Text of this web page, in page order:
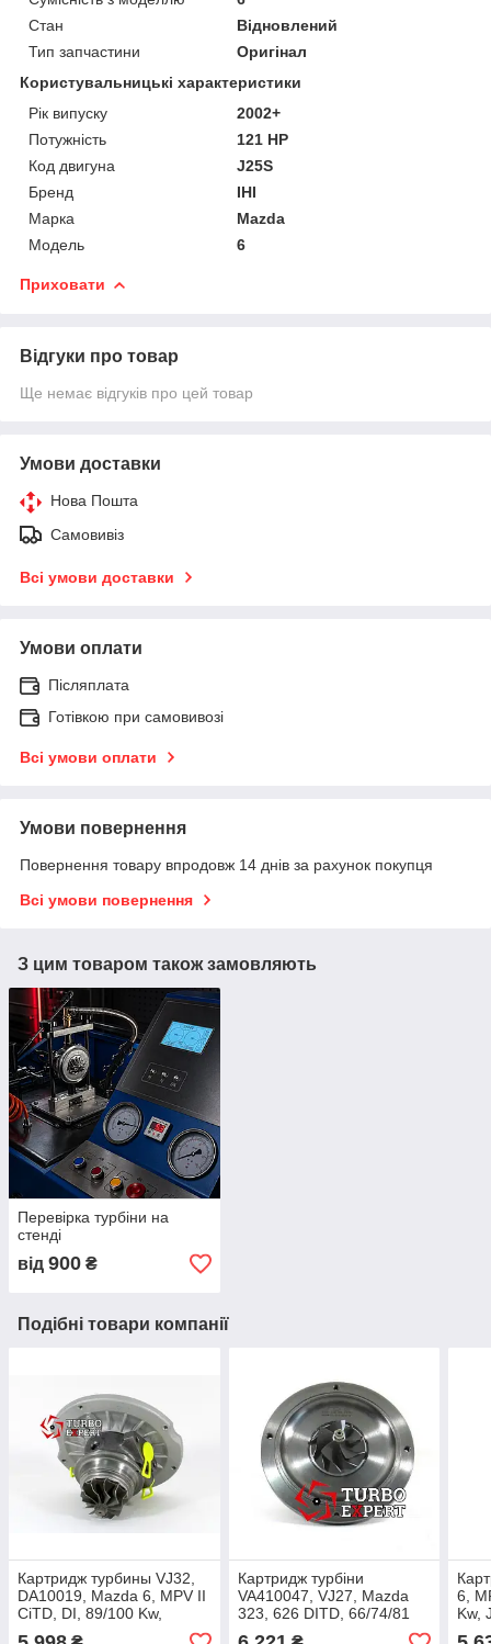
Стан
Відновлений
Тип запчастини
Оригінал
Користувальницькі характеристики
Рік випуску
2002+
Потужність
121 HP
Код двигуна
J25S
Бренд
IHI
Марка
Mazda
Модель
6
Приховати
Відгуки про товар
Ще немає відгуків про цей товар
Умови доставки
Нова Пошта
Самовивіз
Всі умови доставки
Умови оплати
Післяплата
Готівкою при самовивозі
Всі умови оплати
Умови повернення
Повернення товару впродовж 14 днів за рахунок покупця
Всі умови повернення
З цим товаром також замовляють
Перевірка турбіни на
стенді
від 900 ₴
Подібні товари компанії
Картридж турбины VJ32, ​​
DA10019, Mazda 6, MPV II
CiTD, DI, 89/100 Kw,
Картридж турбіни
VA410047, VJ27, Mazda
323, 626 DITD, 66/74/81
6,
Kw,